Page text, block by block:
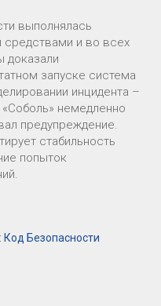
выполнялась
и во всех
доказали
запуске система
инцидента –
немедленно
предупреждение.
стабильность
попыток
Код Безопасности